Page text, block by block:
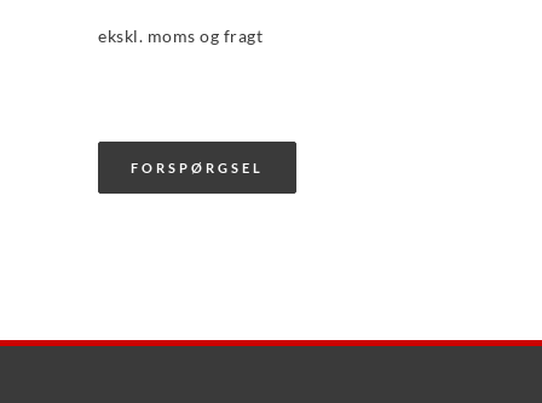
ekskl. moms og fragt
FORSPØRGSEL